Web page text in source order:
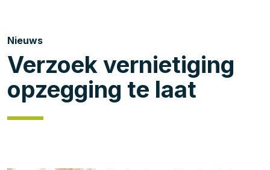
Nieuws
Verzoek vernietiging
opzegging te laat